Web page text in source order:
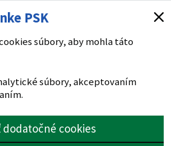
PSK
súbory, aby mohla táto
súbory, akceptovaním
dodatočné cookies